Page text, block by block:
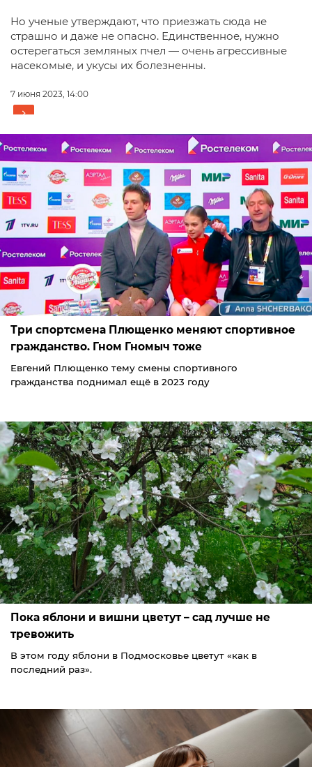
Но ученые утверждают, что приезжать сюда не
страшно и даже не опасно. Единственное, нужно
остерегаться земляных пчел — очень агрессивные
насекомые, и укусы их болезненны.
7 июня 2023, 14:00
Три спортсмена Плющенко меняют спортивное
гражданство. Гном Гномыч тоже
Евгений Плющенко тему смены спортивного
гражданства поднимал ещё в 2023 году
Пока яблони и вишни цветут – сад лучше не
тревожить
В этом году яблони в Подмосковье цветут «как в
последний раз».